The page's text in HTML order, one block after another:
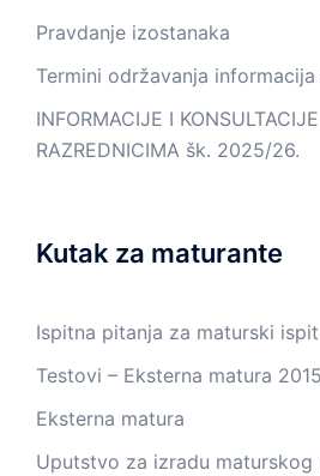
Pravdanje izostanaka
Termini održavanja
INFORMACIJE I
RAZREDNICIMA šk. 2025/26.
Kutak za maturante
Ispitna pitanja za maturski
Testovi – Eksterna matura
Eksterna matura
Uputstvo za izradu maturskog